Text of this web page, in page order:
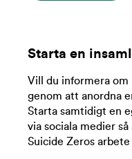
Starta en
Vill du informera om
genom att anordna
Starta samtidigt en
via sociala medier
Suicide Zeros